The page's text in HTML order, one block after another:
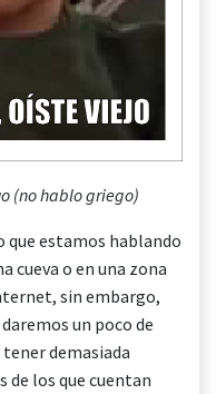
(no hablo griego)
que estamos hablando
cueva o en una zona
sin embargo,
un poco de
demasiada
de los que cuentan